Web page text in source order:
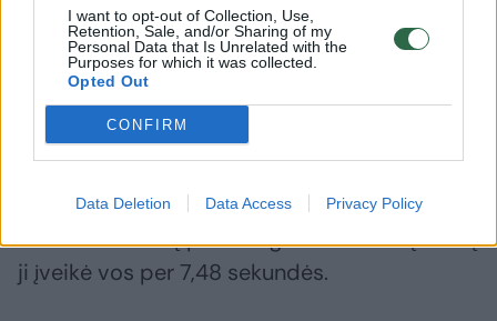
I want to opt-out of Collection, Use,
Retention, Sale, and/or Sharing of my
Personal Data that Is Unrelated with the
Purposes for which it was collected.
Opted Out
CONFIRM
Data Deletion Data Access Privacy Policy
Guinnesso rekordų knygą visai nebūtina
dalyvauti didžiuliame televizijos projekte –
rekordą galima pasiekti ir savo namų kieme.
Kanados kalytė pasiekė rekordą greičiausiai
atlikusi 10 šuolių per žmogaus rankas. Šį iššūkį
ji įveikė vos per 7,48 sekundės.